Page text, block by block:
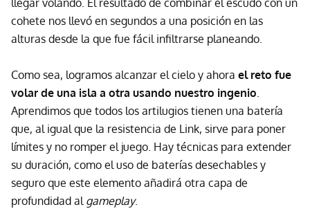
llegar volando. El resultado de combinar el escudo con un
cohete nos llevó en segundos a una posición en las
alturas desde la que fue fácil infiltrarse planeando.
Como sea, logramos alcanzar el cielo y ahora el reto fue
volar de una isla a otra usando nuestro ingenio.
Aprendimos que todos los artilugios tienen una batería
que, al igual que la resistencia de Link, sirve para poner
límites y no romper el juego. Hay técnicas para extender
su duración, como el uso de baterías desechables y
seguro que este elemento añadirá otra capa de
profundidad al gameplay.